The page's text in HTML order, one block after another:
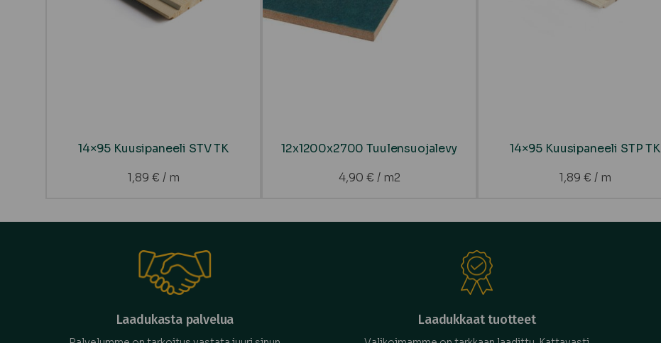
14×95 Kuusipaneeli STV TK
1,89 € / m
12x1200x2700 Tuulensuojalevy
4,90 € / m2
14×95 Kuusipaneeli STP TK
1,89 € / m
Laadukasta palvelua Laadukkaat tuotteet